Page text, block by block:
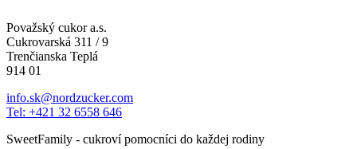
Považský cukor a.s.
Cukrovarská 311 / 9
Trenčianska Teplá
914 01
info.sk@nordzucker.com
Tel: +421 32 6558 646
SweetFamily - cukroví pomocníci do každej rodiny